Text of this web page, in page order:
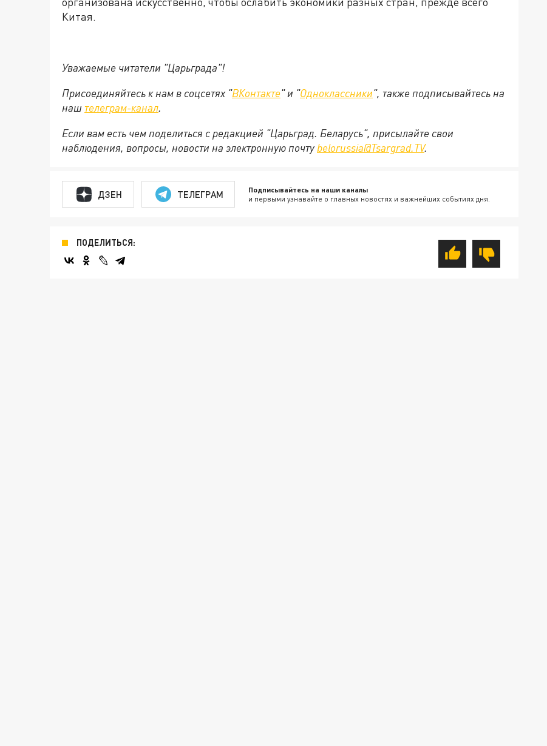
Китая.
Уважаемые читатели "Царьграда"!
Присоединяйтесь к нам в соцсетях "ВКонтакте" и "Одноклассники", также подписывайтесь на
наш телеграм-канал.
Если вам есть чем поделиться с редакцией "Царьград. Беларусь", присылайте свои
наблюдения, вопросы, новости на электронную почту belorussia@Tsargrad.TV.
ДЗЕН ТЕЛЕГРАМ Подписывайтесь на наши каналы
и первыми узнавайте о главных новостях и важнейших событиях дня.
ПОДЕЛИТЬСЯ: